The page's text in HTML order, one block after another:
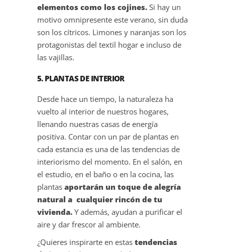
elementos como los cojines. Si hay un
motivo omnipresente este verano, sin duda
son los cítricos. Limones y naranjas son los
protagonistas del textil hogar e incluso de
las vajillas.
5. PLANTAS DE INTERIOR
Desde hace un tiempo, la naturaleza ha
vuelto al interior de nuestros hogares,
llenando nuestras casas de energía
positiva. Contar con un par de plantas en
cada estancia es una de las tendencias de
interiorismo del momento. En el salón, en
el estudio, en el baño o en la cocina, las
plantas aportarán un toque de alegría
natural a cualquier rincón de tu
vivienda. Y además, ayudan a purificar el
aire y dar frescor al ambiente.
¿Quieres inspirarte en estas tendencias